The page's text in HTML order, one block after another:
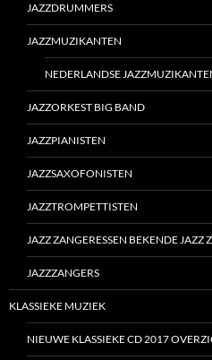
JAZZDRUMMERS
JAZZMUZIKANTEN
NEDERLANDSE
JAZZORKEST BIG BAND
JAZZPIANISTEN
JAZZSAXOFONISTEN
JAZZTROMPETTISTEN
JAZZ ZANGERESSEN BEKENDE JAZZ
JAZZZANGERS
KLASSIEKE MUZIEK
NIEUWE KLASSIEKE CD 2017